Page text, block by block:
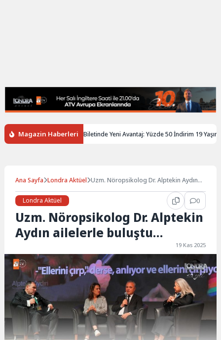
Magazin Haberleri
Gençlere Tren Biletinde Yeni Avantaj: Yüzde 50 İndirim 19 Yaşına
Ana Sayfa Londra Aktüel Uzm. Nöropsikolog Dr. Alptekin Aydın
Londra Aktüel
0
Uzm. Nöropsikolog Dr. Alptekin
Aydın ailelerle buluştu…
19 Kas 2025